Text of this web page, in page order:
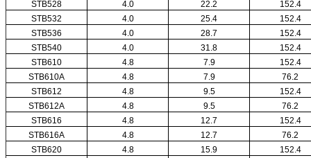
STB528 4.0 22.2
152.4
STB532
4.0 25.4
152.4
STB536
4.0 28.7
152.4
STB540
4.0 31.8
152.4
STB610
4.8 7.9
152.4
STB610A
4.8 7.9
76.2
STB612
4.8 9.5
152.4
STB612A
4.8 9.5
76.2
STB616
4.8 12.7
152.4
STB616A
4.8 12.7
76.2
STB620
4.8 15.9
152.4